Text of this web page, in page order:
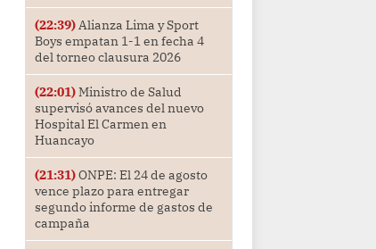
(22:39)Alianza Lima y Sport
Boys empatan 1-1 en fecha 4
del torneo clausura 2026
(22:01)Ministro de Salud
supervisó avances del nuevo
Hospital El Carmen en
Huancayo
(21:31)ONPE: El 24 de agosto
vence plazo para entregar
segundo informe de gastos de
campaña